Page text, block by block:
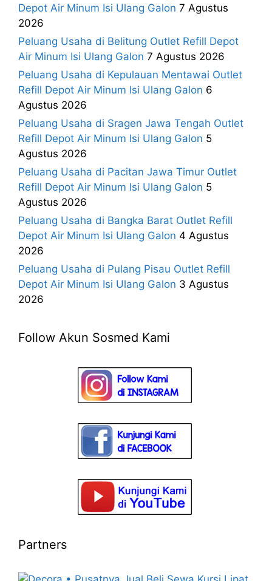
Depot Air Minum Isi Ulang Galon 7 Agustus
2026
Peluang Usaha di Belitung Outlet Refill Depot
Air Minum Isi Ulang Galon 7 Agustus 2026
Peluang Usaha di Kepulauan Mentawai Outlet
Refill Depot Air Minum Isi Ulang Galon 6
Agustus 2026
Peluang Usaha di Sragen Jawa Tengah Outlet
Refill Depot Air Minum Isi Ulang Galon 5
Agustus 2026
Peluang Usaha di Pacitan Jawa Timur Outlet
Refill Depot Air Minum Isi Ulang Galon 5
Agustus 2026
Peluang Usaha di Bangka Barat Outlet Refill
Depot Air Minum Isi Ulang Galon 4 Agustus
2026
Peluang Usaha di Pulang Pisau Outlet Refill
Depot Air Minum Isi Ulang Galon 3 Agustus
2026
Follow Akun Sosmed Kami
Partners